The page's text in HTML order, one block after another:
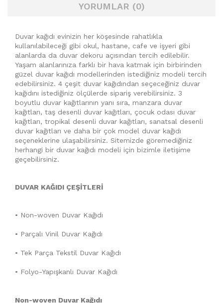
YORUMLAR (0)
Duvar kağıdı evinizin her köşesinde rahatlıkla
kullanılabileceği gibi okul, hastane, cafe ve işyeri gibi
alanlarda da duvar dekoru açısından tercih edilebilir.
Yaşam alanlarınıza farklı bir hava katmak için birbirinden
güzel duvar kağıdı modellerinden istediğiniz modeli tercih
edebilirsiniz. 4 çeşit duvar kağıdından seçeceğiniz duvar
kağıdını istediğiniz ölçülerde sipariş verebilirsiniz. 3
boyutlu duvar kağıtlarının yanı sıra, manzara duvar
kağıtları, taş desenli duvar kağıtları, çocuk odası duvar
kağıtları, tropikal desenli duvar kağıtları, sanatsal desenli
duvar kağıtları ve daha bir çok model duvar kağıdı
seçeneklerine ulaşabilirsiniz. Sitemizde göremediğiniz
herhangi bir duvar kağıdı modeli için bizimle iletişime
geçebilirsiniz.
DUVAR KAĞIDI ÇEŞİTLERİ
• Non-woven Duvar Kağıdı
• Parçalı Vinil Duvar Kağıdı
• Tek Parça Tekstil Duvar Kağıdı
• Folyo-Yapışkanlı Duvar Kağıdı
Non-woven Duvar Kağıdı